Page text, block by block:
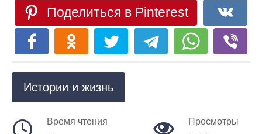
Поделиться в Pinterest
Истории и жизнь
Время чтения Просмотры